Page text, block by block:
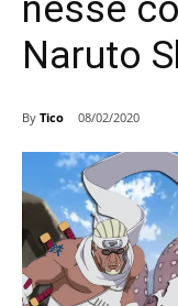
nesse
Naruto
By Tico 08/02/2020